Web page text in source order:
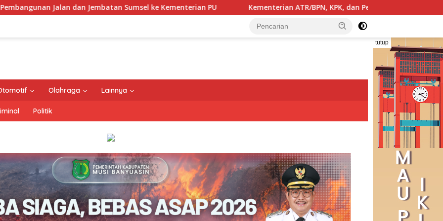
Sumsel ke Kementerian PU Kementerian ATR/BPN, KPK, dan Pemda Jawa Barat Sepakati Kerja Sama
tutup
Olahraga Lainnya
Politik